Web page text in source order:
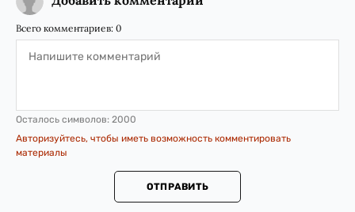
Всего комментариев: 0
Осталось символов: 2000
Авторизуйтесь, чтобы иметь возможность комментировать
материалы
ОТПРАВИТЬ